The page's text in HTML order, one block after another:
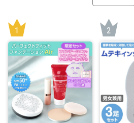
EMSが出力される突起部分は、與那
ぼ経験から効率よく筋肉を刺激でき
Sが通電する金属部分や突起の太さ
く刺激したい足先は突起を細く長く
きくじっくり刺激したいかかと付近
りと刺激します。
3種のEMS周波数
「足裏プロ EMS plus」には、低・